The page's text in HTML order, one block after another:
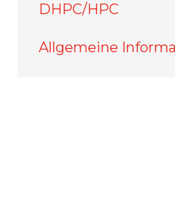
DHPC/HPC
Allgemeine